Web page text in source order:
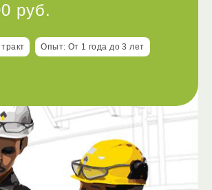
руб.
Опыт: От 1 года до 3 лет